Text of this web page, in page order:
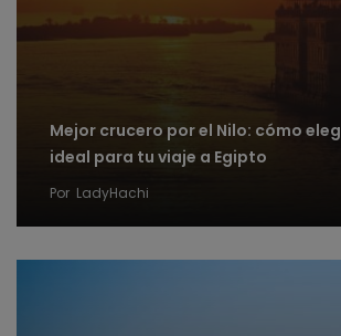
Mejor crucero por el Nilo: cómo
ideal para tu viaje a Egipto
Por LadyHachi